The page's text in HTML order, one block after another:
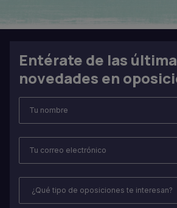
Entérate de las
novedades en